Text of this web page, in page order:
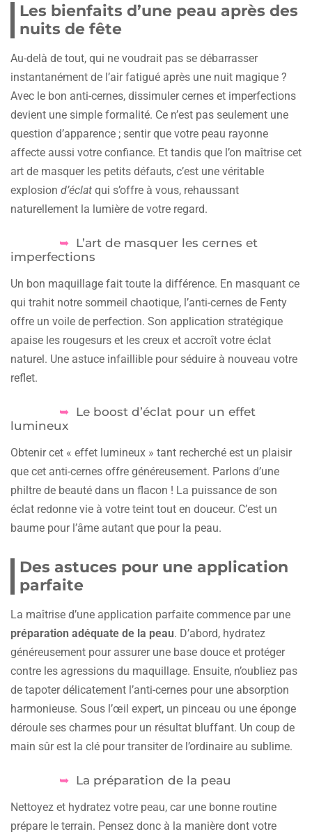
Les bienfaits d’une peau après des
nuits de fête
Au-delà de tout, qui ne voudrait pas se débarrasser
instantanément de l’air fatigué après une nuit magique ?
Avec le bon anti-cernes, dissimuler cernes et imperfections
devient une simple formalité. Ce n’est pas seulement une
question d’apparence ; sentir que votre peau rayonne
affecte aussi votre confiance. Et tandis que l’on maîtrise cet
art de masquer les petits défauts, c’est une véritable
explosion d’éclat qui s’offre à vous, rehaussant
naturellement la lumière de votre regard.
L’art de masquer les cernes et
imperfections
Un bon maquillage fait toute la différence. En masquant ce
qui trahit notre sommeil chaotique, l’anti-cernes de Fenty
offre un voile de perfection. Son application stratégique
apaise les rougesurs et les creux et accroît votre éclat
naturel. Une astuce infaillible pour séduire à nouveau votre
reflet.
Le boost d’éclat pour un effet
lumineux
Obtenir cet « effet lumineux » tant recherché est un plaisir
que cet anti-cernes offre généreusement. Parlons d’une
philtre de beauté dans un flacon ! La puissance de son
éclat redonne vie à votre teint tout en douceur. C’est un
baume pour l’âme autant que pour la peau.
Des astuces pour une application
parfaite
La maîtrise d’une application parfaite commence par une
préparation adéquate de la peau. D’abord, hydratez
généreusement pour assurer une base douce et protéger
contre les agressions du maquillage. Ensuite, n’oubliez pas
de tapoter délicatement l’anti-cernes pour une absorption
harmonieuse. Sous l’œil expert, un pinceau ou une éponge
déroule ses charmes pour un résultat bluffant. Un coup de
main sûr est la clé pour transiter de l’ordinaire au sublime.
La préparation de la peau
Nettoyez et hydratez votre peau, car une bonne routine
prépare le terrain. Pensez donc à la manière dont votre